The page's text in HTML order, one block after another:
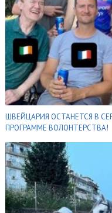
ШВЕЙЦАРИЯ ОСТАНЕТСЯ В
ПРОГРАММЕ ВОЛОНТЕРСТВА!